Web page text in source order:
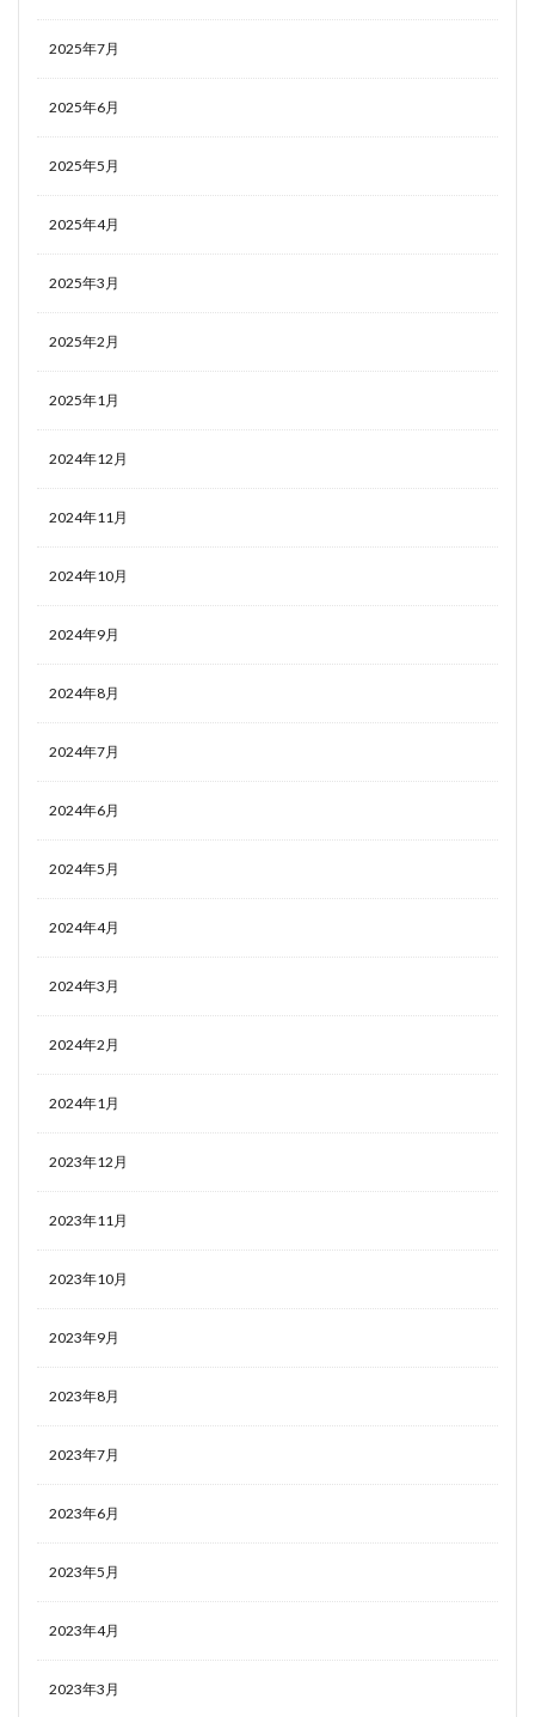
2025年7月
2025年6月
2025年5月
2025年4月
2025年3月
2025年2月
2025年1月
2024年12月
2024年11月
2024年10月
2024年9月
2024年8月
2024年7月
2024年6月
2024年5月
2024年4月
2024年3月
2024年2月
2024年1月
2023年12月
2023年11月
2023年10月
2023年9月
2023年8月
2023年7月
2023年6月
2023年5月
2023年4月
2023年3月